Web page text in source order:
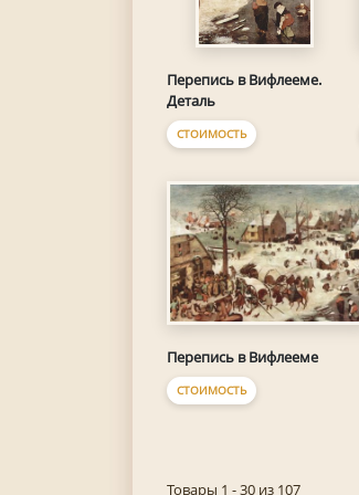
Перепись в Вифлееме.
Деталь
СТОИМОСТЬ
Перепись в Вифлееме
СТОИМОСТЬ
Товары 1 - 30 из 107